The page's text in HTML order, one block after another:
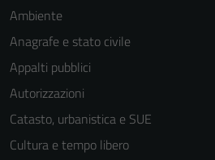
Ambiente
Anagrafe e stato civile
Appalti pubblici
Autorizzazioni
Catasto, urbanistica e SUE
Cultura e tempo libero